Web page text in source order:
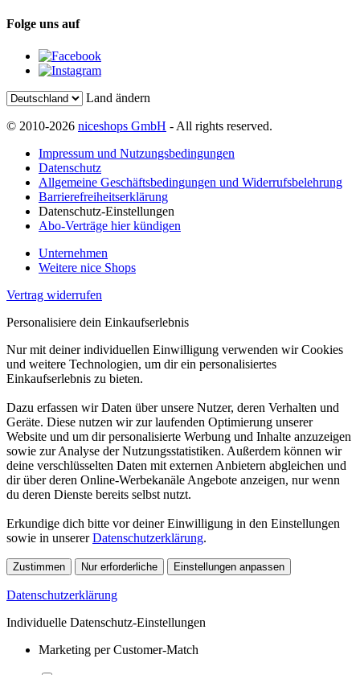
Folge uns auf
Land ändern
© 2010-2026 niceshops GmbH - All rights reserved.
Impressum und Nutzungsbedingungen
Datenschutz
Allgemeine Geschäftsbedingungen und Widerrufsbelehrung
Barrierefreiheitserklärung
Datenschutz-Einstellungen
Abo-Verträge hier kündigen
Unternehmen
Weitere nice Shops
Vertrag widerrufen
Personalisiere dein Einkaufserlebnis
Nur mit deiner individuellen Einwilligung verwenden wir Cookies
und weitere Technologien, um dir ein personalisiertes
Einkaufserlebnis zu bieten.
Dazu erfassen wir Daten über unsere Nutzer, deren Verhalten und
Geräte. Diese nutzen wir zur laufenden Optimierung unserer
Website und um dir personalisierte Werbung und Inhalte anzuzeigen
sowie zur Analyse der Nutzungsstatistiken. Außerdem können wir
deine verschlüsselten Daten mit externen Anbietern abgleichen und
dir über deren Online-Werbekanäle Angebote anzeigen, nur wenn
du deren Dienste bereits selbst nutzt.
Erkundige dich bitte vor deiner Einwilligung in den Einstellungen
sowie in unsererDatenschutzerklärung.
Zustimmen Nur erforderliche Einstellungen anpassen
Datenschutzerklärung
Individuelle Datenschutz-Einstellungen
Marketing per Customer-Match